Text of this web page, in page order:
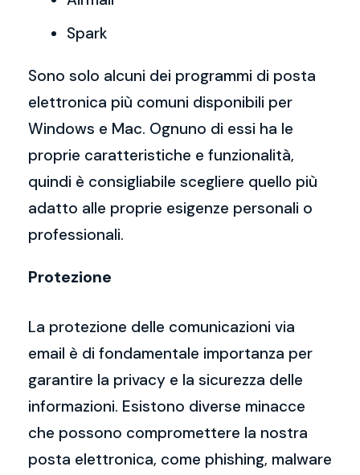
Spark
Sono solo alcuni dei programmi di posta
elettronica più comuni disponibili per
Windows e Mac. Ognuno di essi ha le
proprie caratteristiche e funzionalità,
quindi è consigliabile scegliere quello più
adatto alle proprie esigenze personali o
professionali.
Protezione
La protezione delle comunicazioni via
email è di fondamentale importanza per
garantire la privacy e la sicurezza delle
informazioni. Esistono diverse minacce
che possono compromettere la nostra
posta elettronica, come phishing, malware